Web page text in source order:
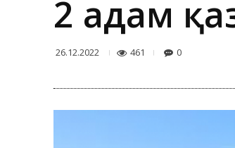
2 адам
26.12.2022 461 0